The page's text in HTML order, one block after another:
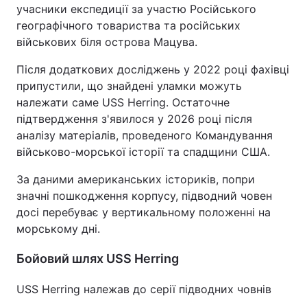
учасники експедиції за участю Російського
географічного товариства та російських
військових біля острова Мацува.
Після додаткових досліджень у 2022 році фахівці
припустили, що знайдені уламки можуть
належати саме USS Herring. Остаточне
підтвердження з'явилося у 2026 році після
аналізу матеріалів, проведеного Командування
військово-морської історії та спадщини США.
За даними американських істориків, попри
значні пошкодження корпусу, підводний човен
досі перебуває у вертикальному положенні на
морському дні.
Бойовий шлях USS Herring
USS Herring належав до серії підводних човнів